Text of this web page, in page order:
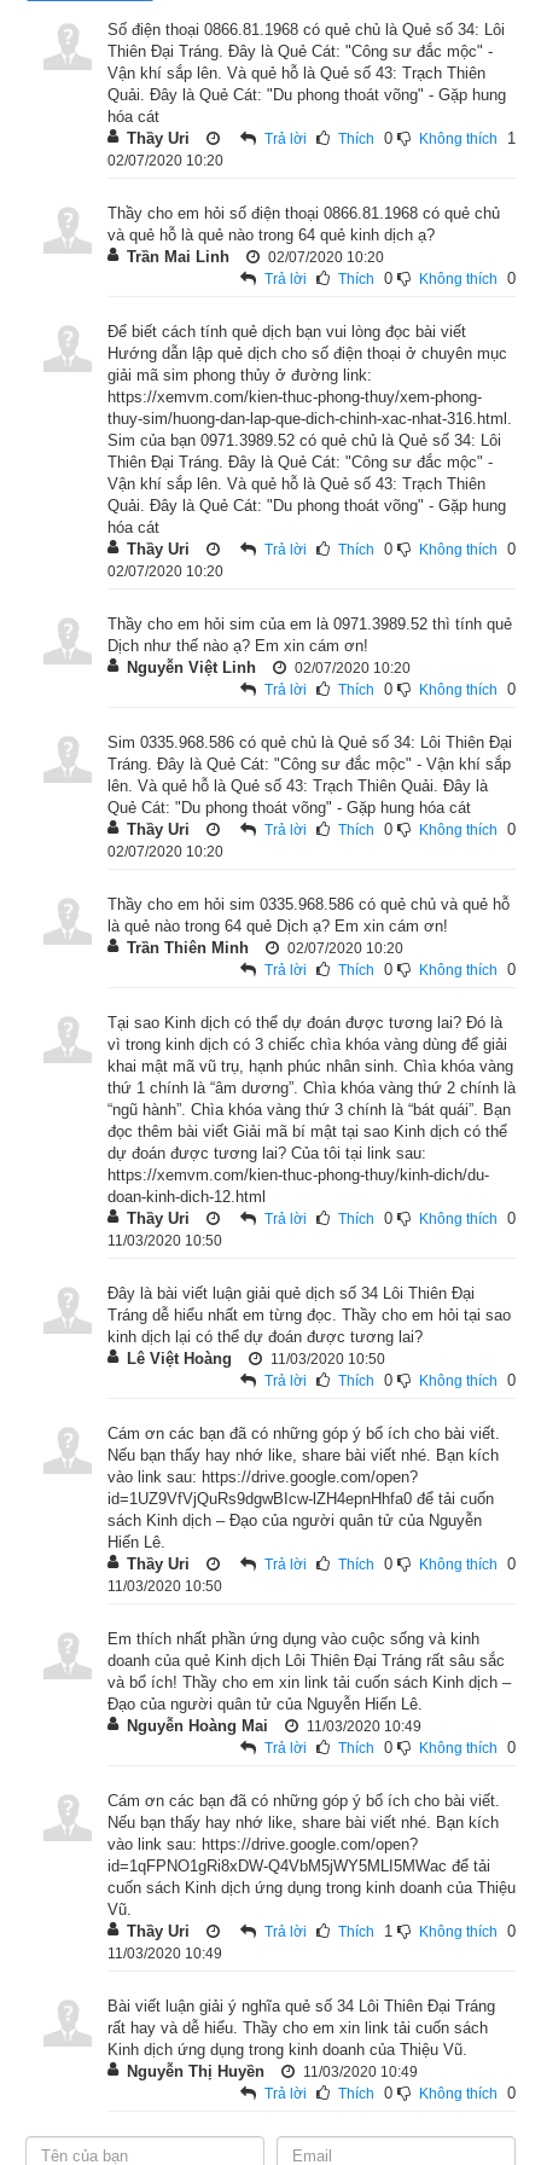
bài viết “
Luận giải về tượng nhóm quẻ Khôn và ý nghĩa trong
dự đoán bói dịch”.
2. Quẻ Lôi Thiên Đại Tráng tốt hay xấu?
Giải nghĩa quẻ Lôi Thiên Đại Tráng
Quẻ Lôi Thiên Đại Tráng có Hạ quái (Nội quái) là: ☰ (
乾
qian2) Càn hay Trời (
天). Thượng quái (Ngoại quái) là: ☳ ( 震
zhen4) Chấn hay Sấm (雷
Dương là cứng mạnh, Quẻ Chấn trên là sấm động: cái cứng
mạnh vang động như sấm, nên Đại Tráng có nghĩa là lớn
mạnh: bốn hào Dương lấn át hai hào âm. Bốn hào dương
đang tiêu. Sấm động trên trời là biểu tượng của sự lớn mạnh.
Dương thịnh là đạo của người quân tử, không phái đạo của
quân cường khấu, vì vậy phải lo sửa mình, dựa vào sức mình
là chính, không được manh động, làm điều xằng bậy, trái với
Tượng quẻ, thoán từ, thoán truyện quẻ Lôi Thiên Đại Tráng
mời độc giả xem bài viết “Gieo được quẻ Lôi Thiên Đại Tráng
là cát hay hung - Giải nghĩa lời hào và lời quẻ số 34
giải quẻ kinh dịch Lôi Thiên Đại Tráng: “Đại tráng” có
nghĩa là “thịnh vượng”, công việc hưng thịnh, vì vậy nó có
hình tượng “người thợ mộc được gỗ”. "Công sư": thợ mộc,
"đắc mộc": được gỗ. “Công sư đắc mộc” là chuyện một người
thợ mộc đã lâu không có nguyên liệu, bỗng một hôm được
một cây gỗ lớn, tiếp tục hành nghề. Người gieo được quẻ này
là điềm “Vận khí sắp lên”.
một trong
các quẻ tốt trong kinh dịch. Quẻ Đại Tráng chỉ thời
vận thịnh vượng nhưng không bền, không lợi cho việc triển
khai công việc theo quy mô lớn. Quẻ chỉ hậu vận không tốt,
lúc đầu thuận lợi, sau dễ thất bại, tài vận không đến, hữu danh
nên sự nghiệp khó thành. Công việc không nên kéo dài, vì
Số điện thoại 0866.81.1968 có quẻ chủ là Quẻ số 34: Lôi
Thiên Đại Tráng. Đây là Quẻ Cát: "Công sư đắc mộc" -
Vận khí sắp lên. Và quẻ hỗ là Quẻ số 43: Trạch Thiên
Quải. Đây là Quẻ Cát: "Du phong thoát võng" - Gặp hung
hóa cát
Thầy Uri
Trả lời Thích 0 Không thích 1
02/07/2020 10:20
Thầy cho em hỏi số điện thoại 0866.81.1968 có quẻ chủ
và quẻ hỗ là quẻ nào trong 64 quẻ kinh dịch ạ?
Trần Mai Linh
Trả lời Thích 0 Không thích 0
02/07/2020 10:20
Để biết cách tính quẻ dịch bạn vui lòng đọc bài viết
Hướng dẫn lập quẻ dịch cho số điện thoại ở chuyên mục
giải mã sim phong thủy ở đường link:
https://xemvm.com/kien-thuc-phong-thuy/xem-phong-
thuy-sim/huong-dan-lap-que-dich-chinh-xac-nhat-316.html.
Sim của bạn 0971.3989.52 có quẻ chủ là Quẻ số 34: Lôi
Thiên Đại Tráng. Đây là Quẻ Cát: "Công sư đắc mộc" -
Vận khí sắp lên. Và quẻ hỗ là Quẻ số 43: Trạch Thiên
Quải. Đây là Quẻ Cát: "Du phong thoát võng" - Gặp hung
hóa cát
Thầy Uri
Trả lời Thích 0 Không thích 0
02/07/2020 10:20
Thầy cho em hỏi sim của em là 0971.3989.52 thì tính quẻ
Dịch như thế nào ạ? Em xin cám ơn!
Nguyễn Việt Linh
Trả lời Thích 0 Không thích 0
02/07/2020 10:20
Sim 0335.968.586 có quẻ chủ là Quẻ số 34: Lôi Thiên Đại
Tráng. Đây là Quẻ Cát: "Công sư đắc mộc" - Vận khí sắp
lên. Và quẻ hỗ là Quẻ số 43: Trạch Thiên Quải. Đây là
Quẻ Cát: "Du phong thoát võng" - Gặp hung hóa cát
Thầy Uri
Trả lời Thích 0 Không thích 0
02/07/2020 10:20
Thầy cho em hỏi sim 0335.968.586 có quẻ chủ và quẻ hỗ
là quẻ nào trong 64 quẻ Dịch ạ? Em xin cám ơn!
Trần Thiên Minh
Trả lời Thích 0 Không thích 0
02/07/2020 10:20
Tại sao Kinh dịch có thể dự đoán được tương lai? Đó là
vì trong kinh dịch có 3 chiếc chìa khóa vàng dùng để giải
khai mật mã vũ trụ, hạnh phúc nhân sinh. Chìa khóa vàng
thứ 1 chính là “âm dương”. Chìa khóa vàng thứ 2 chính là
“ngũ hành”. Chìa khóa vàng thứ 3 chính là “bát quái”. Bạn
đọc thêm bài viết Giải mã bí mật tại sao Kinh dịch có thể
dự đoán được tương lai? Của tôi tại link sau:
https://xemvm.com/kien-thuc-phong-thuy/kinh-dich/du-
doan-kinh-dich-12.html
Thầy Uri
Trả lời Thích 0 Không thích 0
11/03/2020 10:50
Đây là bài viết luận giải quẻ dịch số 34 Lôi Thiên Đại
Tráng dễ hiểu nhất em từng đọc. Thầy cho em hỏi tại sao
kinh dịch lại có thể dự đoán được tương lai?
Lê Việt Hoàng
Trả lời Thích 0 Không thích 0
11/03/2020 10:50
Cám ơn các bạn đã có những góp ý bổ ích cho bài viết.
Nếu bạn thấy hay nhớ like, share bài viết nhé. Bạn kích
vào link sau: https://drive.google.com/open?
id=1UZ9VfVjQuRs9dgwBIcw-lZH4epnHhfa0 để tải cuốn
sách Kinh dịch – Đạo của người quân tử của Nguyễn
Hiến Lê.
Thầy Uri
Trả lời Thích 0 Không thích 0
11/03/2020 10:50
Em thích nhất phần ứng dụng vào cuộc sống và kinh
doanh của quẻ Kinh dịch Lôi Thiên Đại Tráng rất sâu sắc
và bổ ích! Thầy cho em xin link tải cuốn sách Kinh dịch –
Đạo của người quân tử của Nguyễn Hiến Lê.
Nguyễn Hoàng Mai
Trả lời Thích 0 Không thích 0
11/03/2020 10:49
Cám ơn các bạn đã có những góp ý bổ ích cho bài viết.
Nếu bạn thấy hay nhớ like, share bài viết nhé. Bạn kích
vào link sau: https://drive.google.com/open?
id=1qFPNO1gRi8xDW-Q4VbM5jWY5MLI5MWac để tải
cuốn sách Kinh dịch ứng dụng trong kinh doanh của Thiệu
Vũ.
Thầy Uri
Trả lời Thích 1 Không thích 0
11/03/2020 10:49
Bài viết luận giải ý nghĩa quẻ số 34 Lôi Thiên Đại Tráng
rất hay và dễ hiểu. Thầy cho em xin link tải cuốn sách
Kinh dịch ứng dụng trong kinh doanh của Thiệu Vũ.
Nguyễn Thị Huyền
Trả lời Thích 0 Không thích 0
11/03/2020 10:49